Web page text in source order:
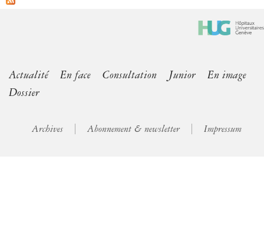
s
Actualité En face Consultation Junior
En image
Dossier
Archives Abonnement & newsletter Impressum